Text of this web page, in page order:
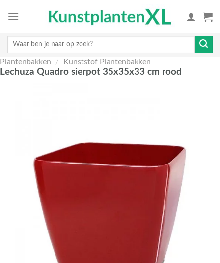
Zoeken
Plantenbakken / Kunststof Plantenbakken
Lechuza Quadro sierpot 35x35x33 cm rood